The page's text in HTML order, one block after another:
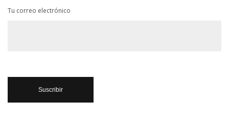
Tu correo electrónico